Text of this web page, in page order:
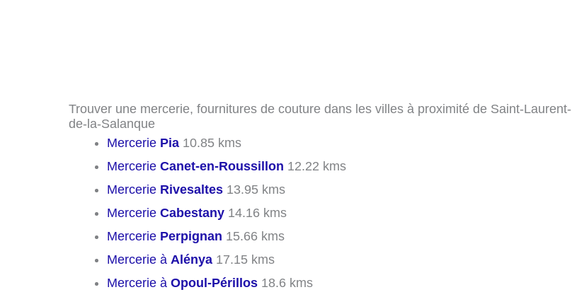
Trouver une mercerie, fournitures de couture dans les villes à proximité de Saint-Laurent-
de-la-Salanque
Mercerie Pia 10.85 kms
Mercerie Canet-en-Roussillon 12.22 kms
Mercerie Rivesaltes 13.95 kms
Mercerie Cabestany 14.16 kms
Mercerie Perpignan 15.66 kms
Mercerie à Alénya 17.15 kms
Mercerie à Opoul-Périllos 18.6 kms